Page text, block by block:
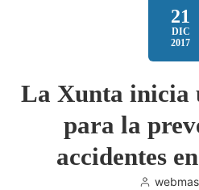
21
DIC
2017
La Xunta inicia
para la
accidentes